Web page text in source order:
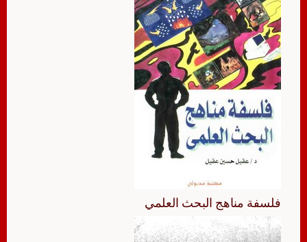
فلسفة مناهج البحث العلمي